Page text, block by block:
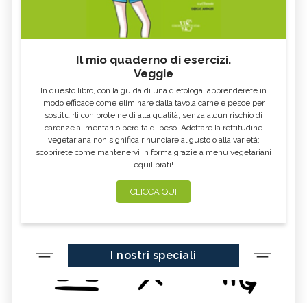
Il mio quaderno di esercizi.
Veggie
In questo libro, con la guida di una dietologa, apprenderete in
modo efficace come eliminare dalla tavola carne e pesce per
sostituirli con proteine di alta qualità, senza alcun rischio di
carenze alimentari o perdita di peso. Adottare la rettitudine
vegetariana non significa rinunciare al gusto o alla varietà:
scoprirete come mantenervi in forma grazie a menu vegetariani
equilibrati!
CLICCA QUI
I nostri speciali